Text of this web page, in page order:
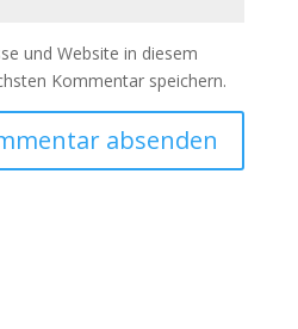
und Website in diesem
Kommentar speichern.